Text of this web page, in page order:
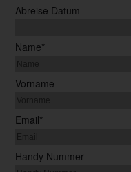
Abreise Datum
Name*
Vorname
Email*
Handy Nummer